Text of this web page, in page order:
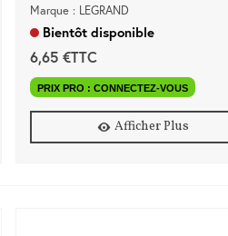
Marque : LEGRAND
Bientôt disponible
6,65 €TTC
PRIX PRO : CONNECTEZ-VOUS
Afficher Plus